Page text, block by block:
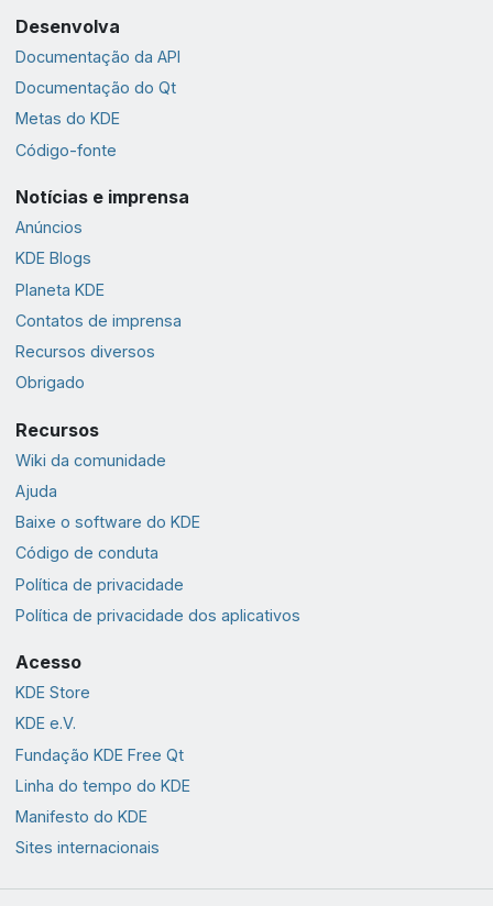
Desenvolva
Documentação da API
Documentação do Qt
Metas do KDE
Código-fonte
Notícias e imprensa
Anúncios
KDE Blogs
Planeta KDE
Contatos de imprensa
Recursos diversos
Obrigado
Recursos
Wiki da comunidade
Ajuda
Baixe o software do KDE
Código de conduta
Política de privacidade
Política de privacidade dos aplicativos
Acesso
KDE Store
KDE e.V.
Fundação KDE Free Qt
Linha do tempo do KDE
Manifesto do KDE
Sites internacionais